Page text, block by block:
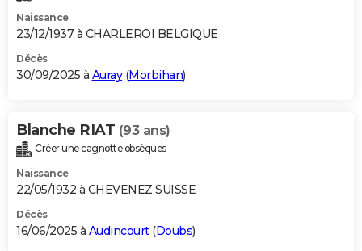
Dictionnaire
Biographies
Citations
Expressions
Proverbes
PROGRAMME TV
S'inscrire
Se connecter
Lycées
Collèges
Primaires
Universités
Entreprises
Service militaire
Avis de recherche
AVIS DE DÉCÈS
Bricolage
Lifestyle
Culture
Sport
Auto
Television
Voyage
Cinema
Naissance
23/12/1937 à CHARLEROI BELGIQUE
Décès
30/09/2025 à Auray(Morbihan)
Blanche RIAT (93 ans)
Créer une cagnotte obsèques
Naissance
22/05/1932 à CHEVENEZ SUISSE
Décès
16/06/2025 à Audincourt(Doubs)